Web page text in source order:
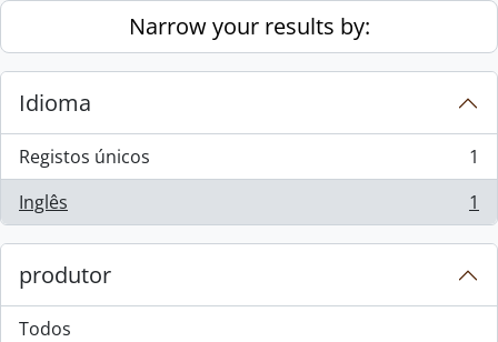
Skip to main contentNarrow your results by:
Idioma
Registos únicos
, 1 resultados
1
Inglês
, 1 resultados 1
produtor
Todos